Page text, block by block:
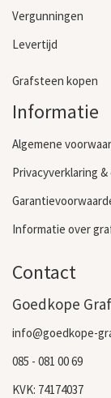
Vergunningen
Levertijd
Grafsteen kopen
Informatie
Algemene
Privacyverklaring
Informatie over
Contact
Goedkope
info@goedkope-
085 - 081 00 69
KVK: 74174037